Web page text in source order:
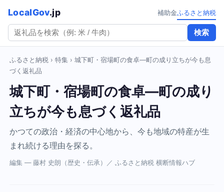
LocalGov.jp
検索
補助金ふるさと納税
ふるさと納税 ›特集 › 城下町・宿場町の食卓—町の成り立ちが今も息
づく返礼品
城下町・宿場町の食卓—町の成り
立ちが今も息づく返礼品
かつての政治・経済の中心地から、今も地域の特産が生
まれ続ける理由を探る。
編集 — 藤村 史朗（歴史・伝承）／ ふるさと納税 横断情報ハブ